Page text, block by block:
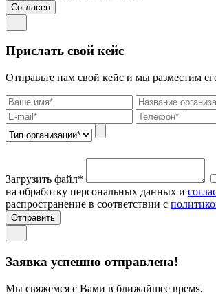
Согласен
Прислать свой кейс
Отправьте нам свой кейс и мы разместим
Загрузить файл*
на обработку персональных данных и
распространение в соответствии с
Отправить
Заявка успешно отправлена!
Мы свяжемся с Вами в ближайшее время.